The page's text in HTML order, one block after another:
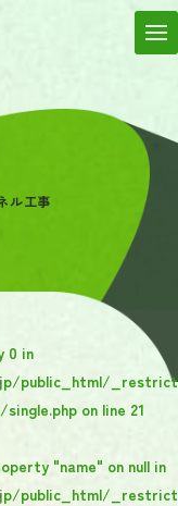
ル工事
0 in
public_html/
on line 21
"name" on null in
public_html/